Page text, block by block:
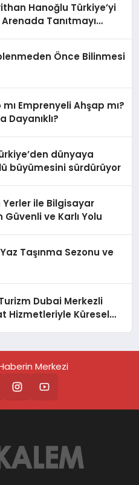
Hanoğlu Türkiye’yi
Tanıtmayı
Önce Bilinmesi
Emprenyeli Ahşap mı?
Dayanıklı?
dünyaya
büyümesini sürdürüyor
ile Bilgisayar
Güvenli ve Karlı Yolu
Taşınma Sezonu ve
Dubai Merkezli
Hizmetleriyle Küresel
Merkezi